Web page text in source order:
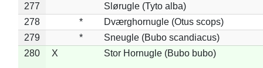
277
Slørugle (Tyto alba)
278
*
Dværghornugle (Otus scops)
279
*
Sneugle (Bubo scandiacus)
280
X Stor Hornugle (Bubo bubo)